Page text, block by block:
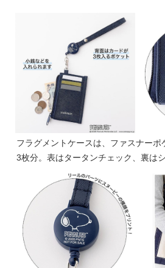
フラグメントケースは、ファスナーポ
3枚分。表はタータンチェック、裏は